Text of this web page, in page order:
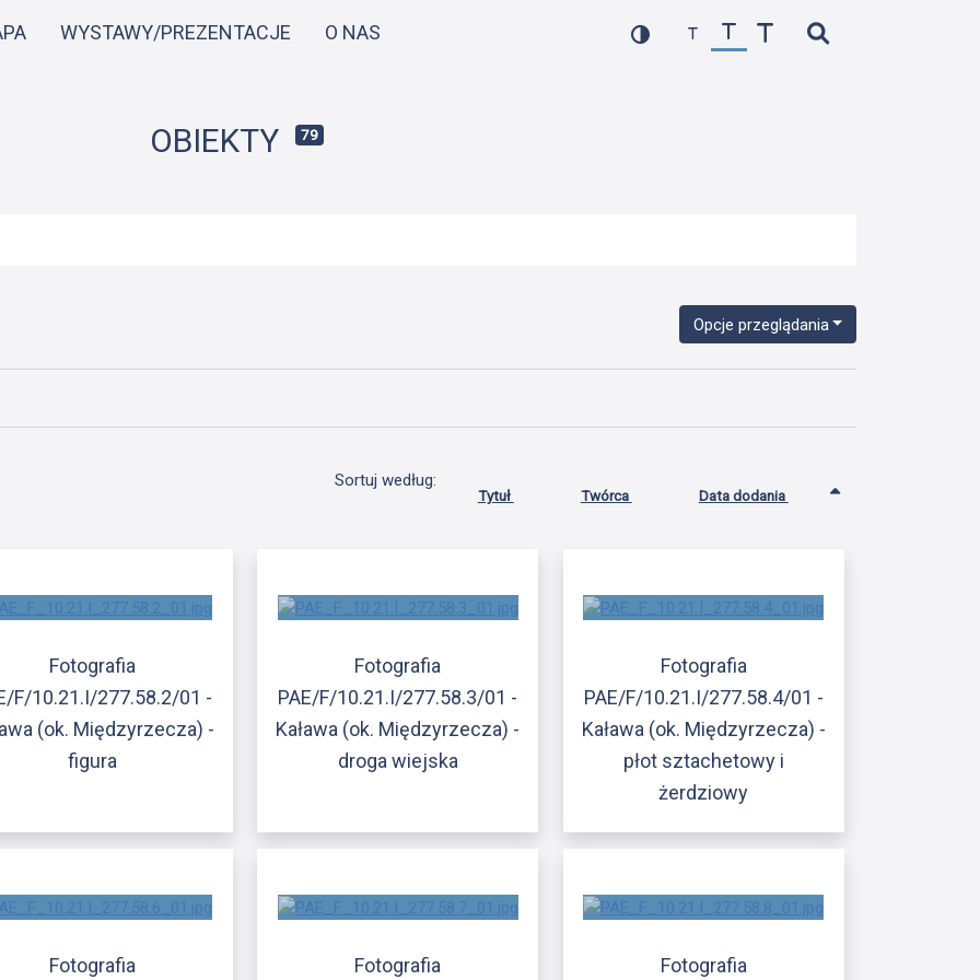
do
WYSTAWY/PREZENTACJE O NAS
OBIEKTY 79
Opcje przeglądania
Sortuj według:
Tytuł Twórca Data dodania
Fotografia
F/10.21.I/277.58.2/01 -
(ok. Międzyrzecza) -
figura
Fotografia
PAE/F/10.21.I/277.58.3/01 -
Kaława (ok. Międzyrzecza) -
droga wiejska
Fotografia
PAE/F/10.21.I/277.58.4/01 -
Kaława (ok. Międzyrzecza) -
płot sztachetowy i
żerdziowy
Fotografia Fotografia Fotografia